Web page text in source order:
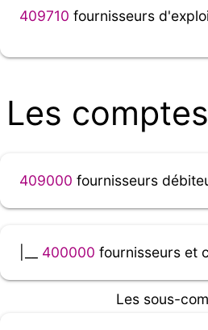
409710 fournisseurs
Les
409000 fournisseurs
400000 fournisseurs et
Les sous-